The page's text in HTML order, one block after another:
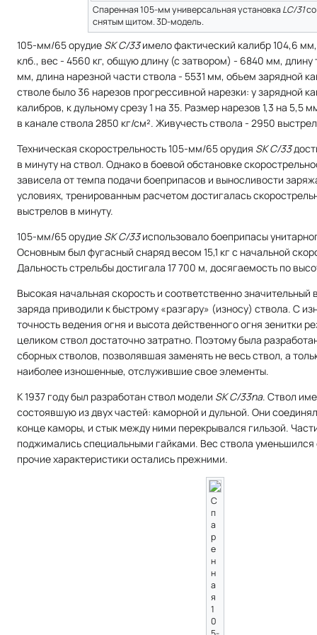
Спаренная 105-мм универсальная установкаLC/31со
снятым щитом. 3D-модель.
105-мм/65 орудие SK C/33имело фактический калибр 104,6
клб., вес - 4560 кг, общую длину (с затвором) - 6840 мм, длину
мм, длина нарезной части ствола - 5531 мм, объем зарядной
стволе было 36 нарезов прогрессивной нарезки: у зарядной
калибров, к дульному срезу 1 на 35. Размер нарезов 1,3 на 5,5
в канале ствола 2850 кг/см². Живучесть ствола - 2950
Техническая скорострельность 105-мм/65 орудия SK C/33
в минуту на ствол. Однако в боевой обстановке
зависела от темпа подачи боеприпасов и выносливости
условиях, тренированным расчетом достигалась
выстрелов в минуту.
105-мм/65 орудие SK C/33использовало боеприпасы
Основным был фугасный снаряд весом 15,1 кг с начальной
Дальность стрельбы достигала 17 700 м, досягаемость по
Высокая начальная скорость и соответственно значительный
заряда приводи­ли к быстрому «разгару» (износу) ствола. С
точность ведения огня и высота действенного огня зенитки
целиком ствол достаточно затратно. Поэтому была
сборных стволов, позволявшая заменять не весь ствол, а
наиболее изношенные, отслужившие свое элементы.
К 1937 году был разработан ствол модели SK C/33na. Ствол
состоявшую из двух частей: каморной и дульной. Они
конце каморы, и стык между ними перекрывался гильзой.
поджимались специальными гайками. Вес ствола уменьшился
прочие характеристики остались прежними.
С
п
а
р
е
н
н
а
я
1
0